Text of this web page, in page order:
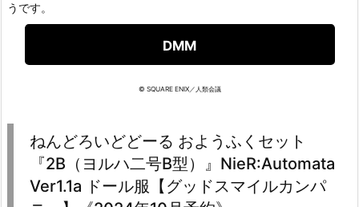
うです。
DMM
© SQUARE ENIX／人類会議
ねんどろいどどーる おようふくセット
『2B（ヨルハ二号B型）』NieR:Automata
Ver1.1a ドール服【グッドスマイルカンパ